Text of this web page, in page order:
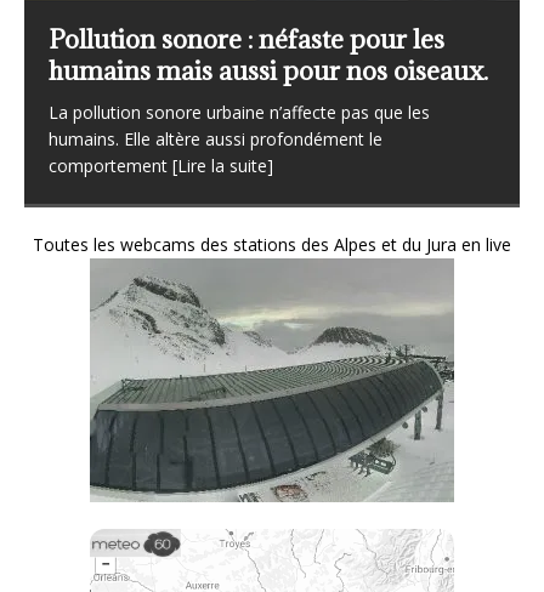
L’importance du réseau STOC (Suivi
temporel des oiseaux communs).
Le Suivi Temporel des Oiseaux Communs, plus connu
sous l’acronyme STOC, constitue aujourd’hui l’un des
[Lire la suite]
Toutes les webcams des stations des Alpes et du Jura en live